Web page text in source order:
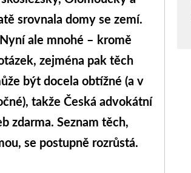
srovnala domy se zemí.
ale mnohé – kromě
zejména pak těch
být docela obtížné (a v
takže Česká advokátní
zdarma. Seznam těch,
se postupně rozrůstá.